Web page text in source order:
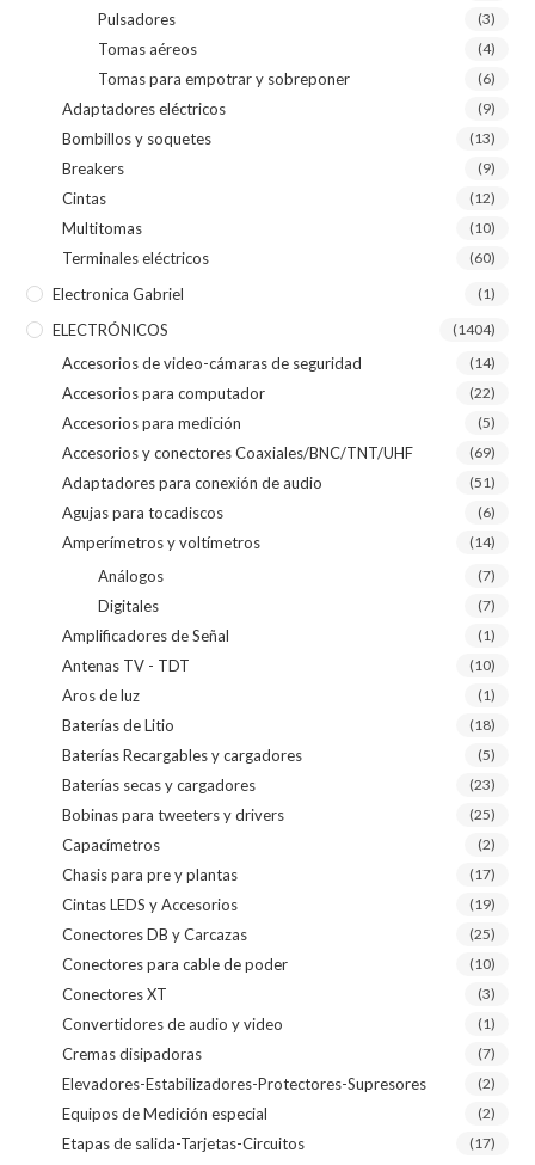
Pulsadores (3)
Tomas aéreos (4)
Tomas para empotrar y sobreponer (6)
Adaptadores eléctricos (9)
Bombillos y soquetes (13)
Breakers (9)
Cintas (12)
Multitomas (10)
Terminales eléctricos (60)
Electronica Gabriel (1)
ELECTRÓNICOS (1404)
Accesorios de video-cámaras de seguridad (14)
Accesorios para computador (22)
Accesorios para medición (5)
Accesorios y conectores Coaxiales/BNC/TNT/UHF (69)
Adaptadores para conexión de audio (51)
Agujas para tocadiscos (6)
Amperímetros y voltímetros (14)
Análogos (7)
Digitales (7)
Amplificadores de Señal (1)
Antenas TV - TDT (10)
Aros de luz (1)
Baterías de Litio (18)
Baterías Recargables y cargadores (5)
Baterías secas y cargadores (23)
Bobinas para tweeters y drivers (25)
Capacímetros (2)
Chasis para pre y plantas (17)
Cintas LEDS y Accesorios (19)
Conectores DB y Carcazas (25)
Conectores para cable de poder (10)
Conectores XT (3)
Convertidores de audio y video (1)
Cremas disipadoras (7)
Elevadores-Estabilizadores-Protectores-Supresores (2)
Equipos de Medición especial (2)
Etapas de salida-Tarjetas-Circuitos (17)